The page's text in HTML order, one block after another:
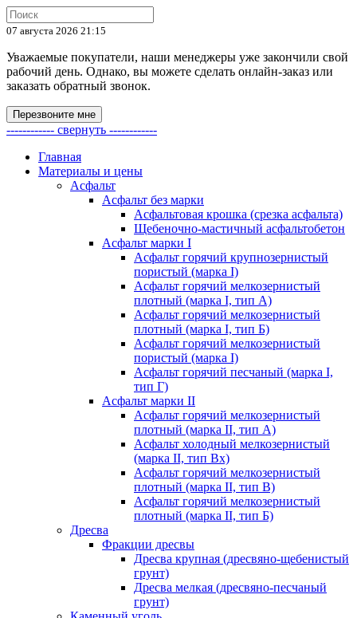
07 августа 2026 21:15
Уважаемые покупатели, наши менеджеры уже закончили свой
рабочий день. Однако, вы можете сделать онлайн-заказ или
заказать обратный звонок.
Перезвоните мне
------------ свернуть ------------
Главная
Материалы и цены
Асфальт
Асфальт без марки
Асфальтовая крошка (срезка асфальта)
Щебеночно-мастичный асфальтобетон
Асфальт марки I
Асфальт горячий крупнозернистый
пористый (марка I)
Асфальт горячий мелкозернистый
плотный (марка I, тип А)
Асфальт горячий мелкозернистый
плотный (марка I, тип Б)
Асфальт горячий мелкозернистый
пористый (марка I)
Асфальт горячий песчаный (марка I,
тип Г)
Асфальт марки II
Асфальт горячий мелкозернистый
плотный (марка II, тип А)
Асфальт холодный мелкозернистый
(марка II, тип Вх)
Асфальт горячий мелкозернистый
плотный (марка II, тип В)
Асфальт горячий мелкозернистый
плотный (марка II, тип Б)
Дресва
Фракции дресвы
Дресва крупная (дресвяно-щебенистый
грунт)
Дресва мелкая (дресвяно-песчаный
грунт)